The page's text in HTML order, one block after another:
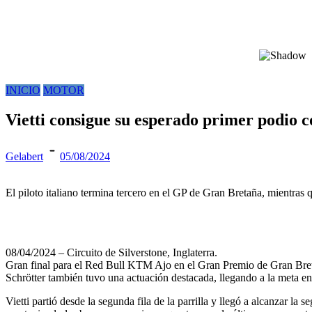
INICIO MOTOR
Vietti consigue su esperado primer podio
Gelabert 05/08/2024
El piloto italiano termina tercero en el GP de Gran Bretaña, mientras
08/04/2024 – Circuito de Silverstone, Inglaterra.
Gran final para el Red Bull KTM Ajo en el Gran Premio de Gran
Schrötter también tuvo una actuación destacada, llegando a la meta
Vietti partió desde la segunda fila de la parrilla y llegó a alcanzar la